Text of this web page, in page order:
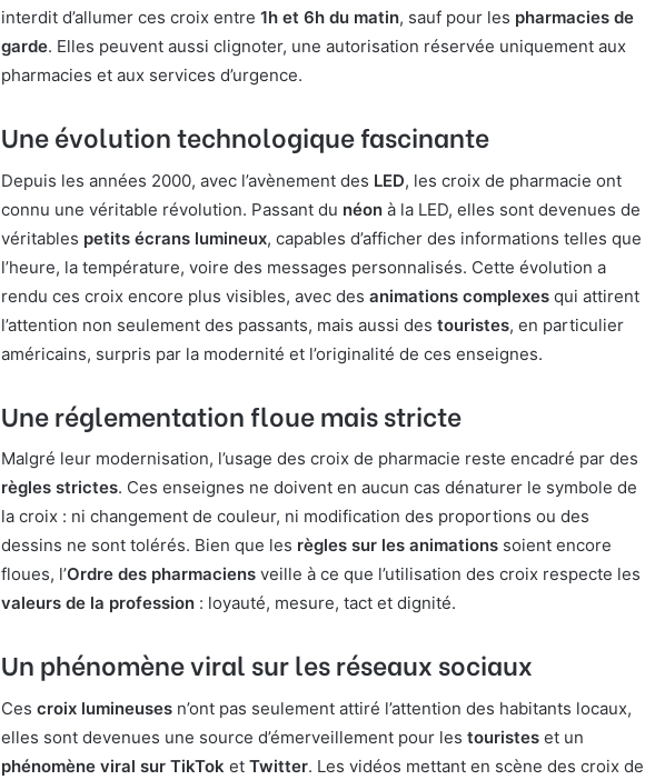
interdit d’allumer ces croix entre 1h et 6h du matin, sauf pour les pharmacies de
garde. Elles peuvent aussi clignoter, une autorisation réservée uniquement aux
pharmacies et aux services d’urgence.
Une évolution technologique fascinante
Depuis les années 2000, avec l’avènement des LED, les croix de pharmacie ont
connu une véritable révolution. Passant du néon à la LED, elles sont devenues de
véritables petits écrans lumineux, capables d’afficher des informations telles que
l’heure, la température, voire des messages personnalisés. Cette évolution a
rendu ces croix encore plus visibles, avec des animations complexes qui attirent
l’attention non seulement des passants, mais aussi des touristes, en particulier
américains, surpris par la modernité et l’originalité de ces enseignes.
Une réglementation floue mais stricte
Malgré leur modernisation, l’usage des croix de pharmacie reste encadré par des
règles strictes. Ces enseignes ne doivent en aucun cas dénaturer le symbole de
la croix : ni changement de couleur, ni modification des proportions ou des
dessins ne sont tolérés. Bien que les règles sur les animations soient encore
floues, l’Ordre des pharmaciens veille à ce que l’utilisation des croix respecte les
valeurs de la profession : loyauté, mesure, tact et dignité.
Un phénomène viral sur les réseaux sociaux
Ces croix lumineuses n’ont pas seulement attiré l’attention des habitants locaux,
elles sont devenues une source d’émerveillement pour les touristes et un
phénomène viral sur TikTok et Twitter. Les vidéos mettant en scène des croix de